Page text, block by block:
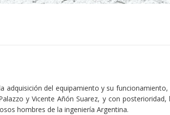
adquisición del equipamiento y su
y Vicente Añón Suarez, y con posterioridad,
hombres de la ingeniería Argentina.